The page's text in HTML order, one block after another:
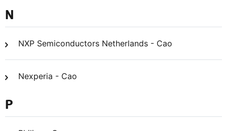
N
NXP Semiconductors Netherlands - Cao
Nexperia - Cao
P